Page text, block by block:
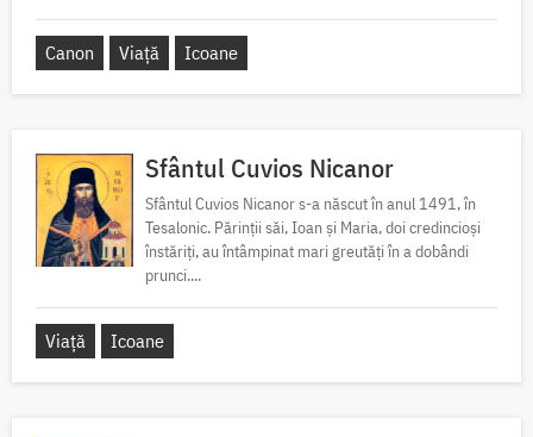
Canon Viață Icoane
Sfântul Cuvios Nicanor
Sfântul Cuvios Nicanor s-a născut în anul 1491, în
Tesalonic. Părinții săi, Ioan și Maria, doi credincioși
înstăriți, au întâmpinat mari greutăți în a dobândi
prunci....
Viață Icoane